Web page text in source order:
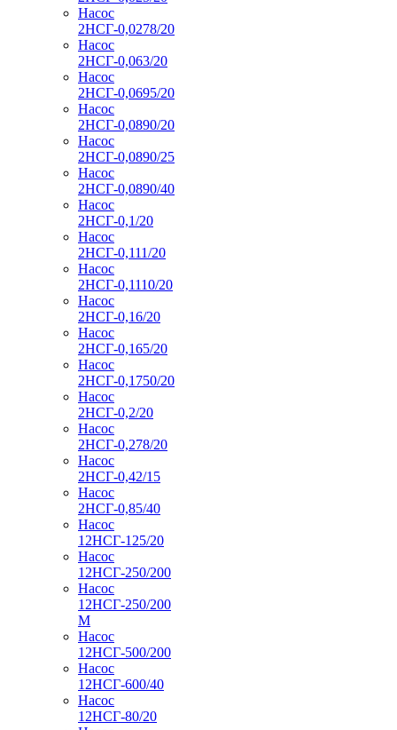
Насос
2НСГ-0,0278/20
Насос
2НСГ-0,063/20
Насос
2НСГ-0,0695/20
Насос
2НСГ-0,0890/20
Насос
2НСГ-0,0890/25
Насос
2НСГ-0,0890/40
Насос
2НСГ-0,1/20
Насос
2НСГ-0,111/20
Насос
2НСГ-0,1110/20
Насос
2НСГ-0,16/20
Насос
2НСГ-0,165/20
Насос
2НСГ-0,1750/20
Насос
2НСГ-0,2/20
Насос
2НСГ-0,278/20
Насос
2НСГ-0,42/15
Насос
2НСГ-0,85/40
Насос
12НСГ-125/20
Насос
12НСГ-250/200
Насос
12НСГ-250/200
М
Насос
12НСГ-500/200
Насос
12НСГ-600/40
Насос
12НСГ-80/20